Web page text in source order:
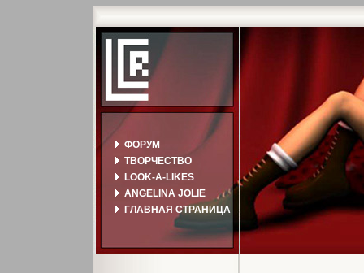
ФОРУМ
ТВОРЧЕСТВО
LOOK-A-LIKES
ANGELINA JOLIE
ГЛАВНАЯ СТРАНИЦА